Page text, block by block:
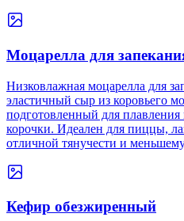
Моцарелла для
Низковлажная моцарелла для
эластичный сыр из коровьего
подготовленный для плавления
корочки. Идеален для пиццы,
отличной тянучести и
Кефир обезжиренный